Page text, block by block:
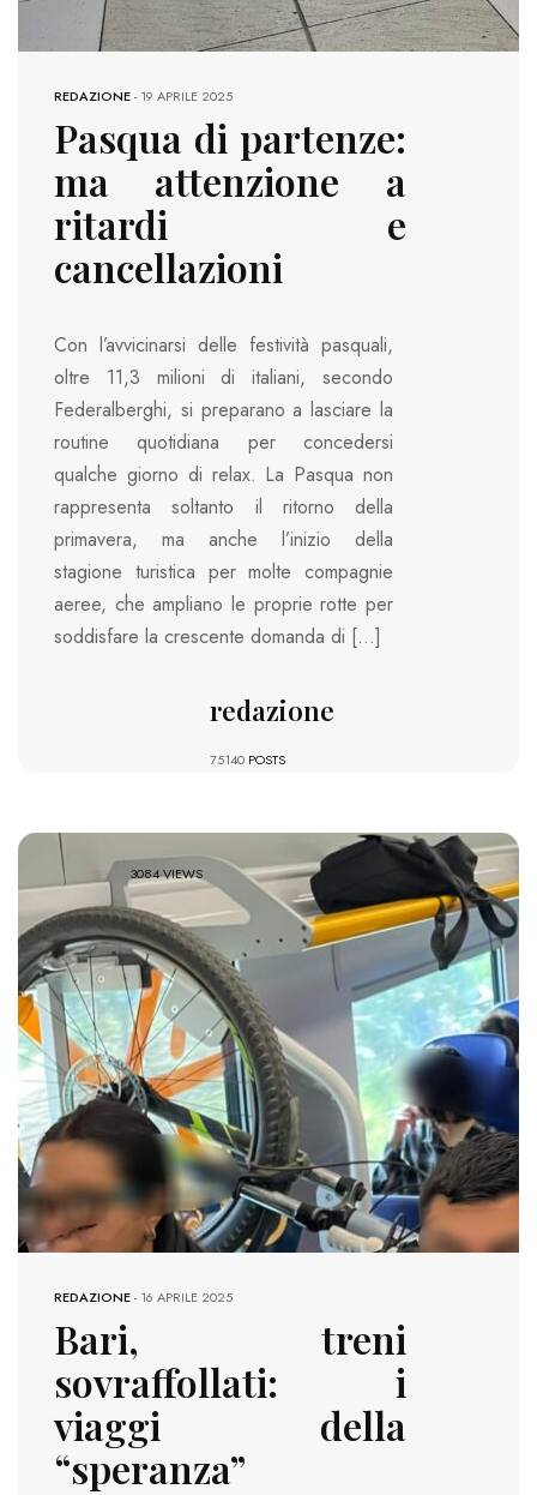
REDAZIONE-19 APRILE 2025
Pasqua di partenze:
ma attenzione a
ritardi e
cancellazioni
Con l’avvicinarsi delle festività pasquali,
oltre 11,3 milioni di italiani, secondo
Federalberghi, si preparano a lasciare la
routine quotidiana per concedersi
qualche giorno di relax. La Pasqua non
rappresenta soltanto il ritorno della
primavera, ma anche l’inizio della
stagione turistica per molte compagnie
aeree, che ampliano le proprie rotte per
soddisfare la crescente domanda di […]
redazione
75140 POSTS
3084 VIEWS
REDAZIONE-16 APRILE 2025
Bari, treni
sovraffollati: i
viaggi della
“speranza”